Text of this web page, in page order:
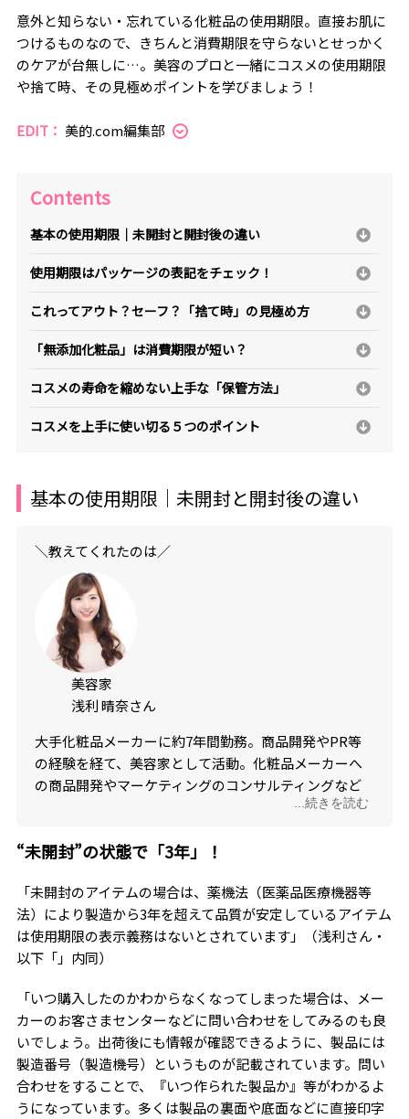
意外と知らない・忘れている化粧品の使用期限。直接お肌に
つけるものなので、きちんと消費期限を守らないとせっかく
のケアが台無しに…。美容のプロと一緒にコスメの使用期限
や捨て時、その見極めポイントを学びましょう！
EDIT： 美的.com編集部
Contents
基本の使用期限｜未開封と開封後の違い
使用期限はパッケージの表記をチェック！
これってアウト？セーフ？「捨て時」の見極め方
「無添加化粧品」は消費期限が短い？
コスメの寿命を縮めない上手な「保管方法」
コスメを上手に使い切る５つのポイント
基本の使用期限｜未開封と開封後の違い
＼教えてくれたのは／
美容家
浅利 晴奈さん
大手化粧品メーカーに約7年間勤務。商品開発やPR等
の経験を経て、美容家として活動。化粧品メーカーへ
の商品開発やマーケティングのコンサルティングなど
も行う。美容好きが高じて、多数の美容資格も取得
...続きを読む
“未開封”の状態で「3年」！
「未開封のアイテムの場合は、薬機法（医薬品医療機器等
法）により製造から3年を超えて品質が安定しているアイテム
は使用期限の表示義務はないとされています」（浅利さん・
以下「」内同）
「いつ購入したのかわからなくなってしまった場合は、メー
カーのお客さまセンターなどに問い合わせをしてみるのも良
いでしょう。出荷後にも情報が確認できるように、製品には
製造番号（製造機号）というものが記載されています。問い
合わせをすることで、『いつ作られた製品か』等がわかるよ
うになっています。多くは製品の裏面や底面などに直接印字